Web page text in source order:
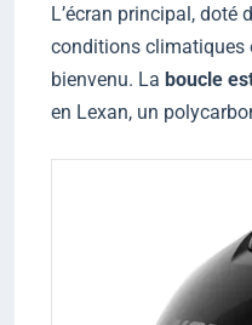
L’écran principal, doté
conditions climatiques
bienvenu. La boucle
en Lexan, un